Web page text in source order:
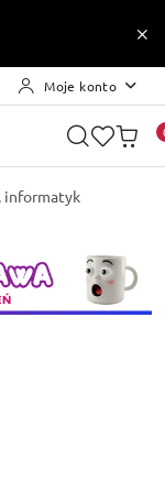
Moje konto
informatyk